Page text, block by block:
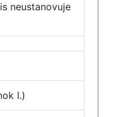
neustanovuje
I.)